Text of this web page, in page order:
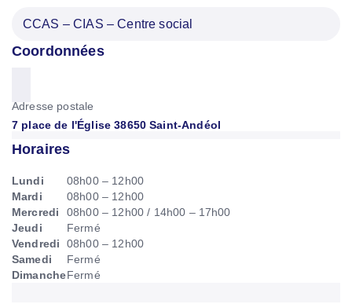
CCAS – CIAS – Centre social
Coordonnées
Adresse postale
7 place de l'Église 38650 Saint-Andéol
Horaires
Lundi
08h00 – 12h00
Mardi
08h00 – 12h00
Mercredi
08h00 – 12h00/ 14h00 – 17h00
Jeudi
Fermé
Vendredi
08h00 – 12h00
Samedi
Fermé
DimancheFermé